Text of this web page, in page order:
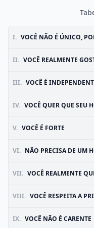
I. VOCÊ NÃO É ÚNICO,
II. VOCÊ REALMENTE
III. VOCÊ É
IV. VOCÊ QUER QUE SEU
V. VOCÊ É FORTE
VI. NÃO PRECISA DE UM
VII. VOCÊ REALMENTE
VIII. VOCÊ RESPEITA A
IX. VOCÊ NÃO É CARENTE